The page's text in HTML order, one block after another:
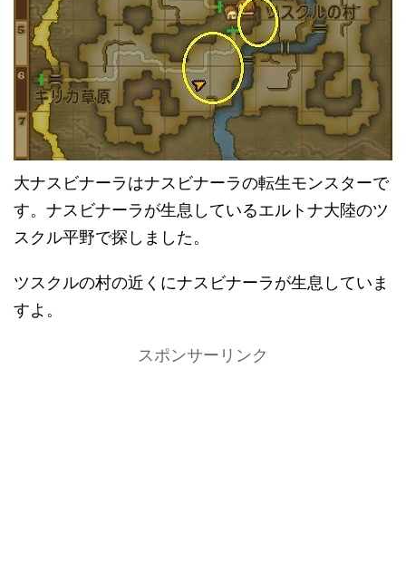
大ナスビナーラはナスビナーラの転生モンスターで
す。ナスビナーラが生息しているエルトナ大陸のツ
スクル平野で探しました。
ツスクルの村の近くにナスビナーラが生息していま
すよ。
スポンサーリンク